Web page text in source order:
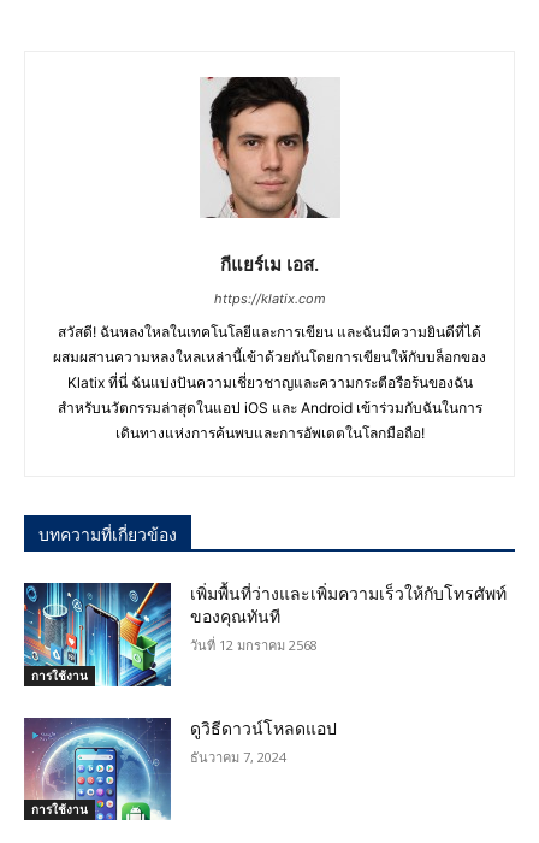
กีแยร์เม เอส.
https://klatix.com
สวัสดี! ฉันหลงใหลในเทคโนโลยีและการเขียน และฉันมีความยินดีที่ได้
ผสมผสานความหลงใหลเหล่านี้เข้าด้วยกันโดยการเขียนให้กับบล็อกของ
Klatix ที่นี่ ฉันแบ่งปันความเชี่ยวชาญและความกระตือรือร้นของฉัน
สำหรับนวัตกรรมล่าสุดในแอป iOS และ Android เข้าร่วมกับฉันในการ
เดินทางแห่งการค้นพบและการอัพเดตในโลกมือถือ!
บทความที่เกี่ยวข้อง
การใช้งาน
เพิ่มพื้นที่ว่างและเพิ่มความเร็วให้กับโทรศัพท์
ของคุณทันที
วันที่ 12 มกราคม 2568
การใช้งาน
ดูวิธีดาวน์โหลดแอป
ธันวาคม 7, 2024